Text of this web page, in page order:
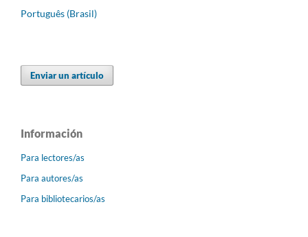
Português (Brasil)
Enviar un artículo
Información
Para lectores/as
Para autores/as
Para bibliotecarios/as